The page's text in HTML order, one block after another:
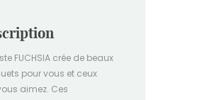
FUCHSIA crée de beaux
pour vous et ceux
aimez. Ces